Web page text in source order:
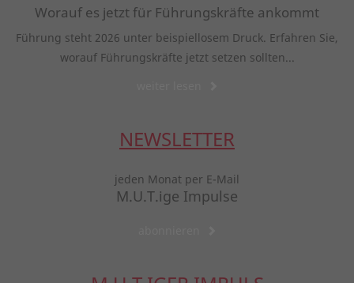
Worauf es jetzt für Führungskräfte ankommt
Führung steht 2026 unter beispiellosem Druck. Erfahren Sie,
worauf Führungskräfte jetzt setzen sollten...
NEWSLETTER
jeden Monat per E-Mail
M.U.T.ige Impulse